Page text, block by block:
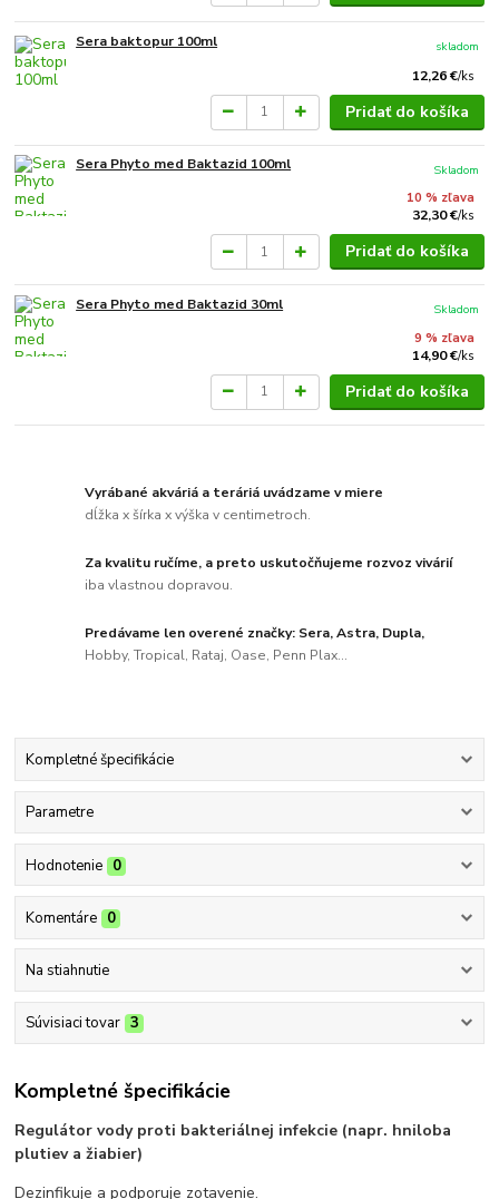
Sera baktopur 100ml
12,26 €/ks
skladom
Pridať do košíka
Sera Phyto med Baktazid 100ml
10 % zľava
32,30 €/ks
Skladom
Pridať do košíka
Sera Phyto med Baktazid 30ml
9 % zľava
14,90 €/ks
Skladom
Pridať do košíka
Vyrábané akváriá a teráriá uvádzame v miere
dĺžka x šírka x výška v centimetroch.
Za kvalitu ručíme, a preto uskutočňujeme rozvoz vivárií
iba vlastnou dopravou.
Predávame len overené značky: Sera, Astra, Dupla,
Hobby, Tropical, Rataj, Oase, Penn Plax...
Kompletné špecifikácie
Parametre
Hodnotenie 0
Komentáre 0
Na stiahnutie
Súvisiaci tovar 3
Kompletné špecifikácie
Regulátor vody proti bakteriálnej infekcie (napr. hniloba
plutiev a žiabier)
Dezinfikuje a podporuje zotavenie.